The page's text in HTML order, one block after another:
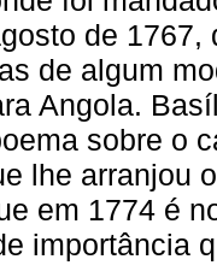
de
de algum
Angola.
sobre o
lhe arranjou
em 1774 é
importância